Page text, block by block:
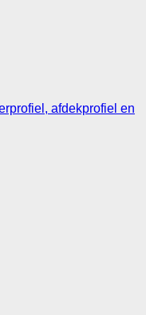
afdekprofiel en